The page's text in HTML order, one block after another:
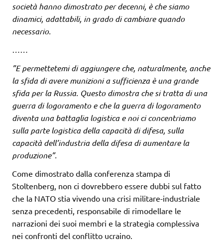
società hanno dimostrato per decenni, è che siamo
dinamici, adattabili, in grado di cambiare quando
necessario.
……
”E permettetemi di aggiungere che, naturalmente, anche
la sfida di avere munizioni a sufficienza è una grande
sfida per la Russia. Questo dimostra che si tratta di una
guerra di logoramento e che la guerra di logoramento
diventa una battaglia logistica e noi ci concentriamo
sulla parte logistica della capacità di difesa, sulla
capacità dell’industria della difesa di aumentare la
produzione”.
Come dimostrato dalla conferenza stampa di
Stoltenberg, non ci dovrebbero essere dubbi sul fatto
che la NATO stia vivendo una crisi militare-industriale
senza precedenti, responsabile di rimodellare le
narrazioni dei suoi membri e la strategia complessiva
nei confronti del conflitto ucraino.